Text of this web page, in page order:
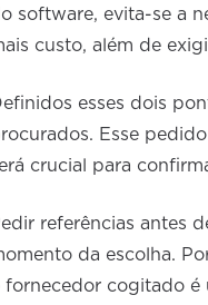
software, evita-se a
custo, além de
esses dois
Esse
crucial para
referências antes
da escolha.
fornecedor cogitado é